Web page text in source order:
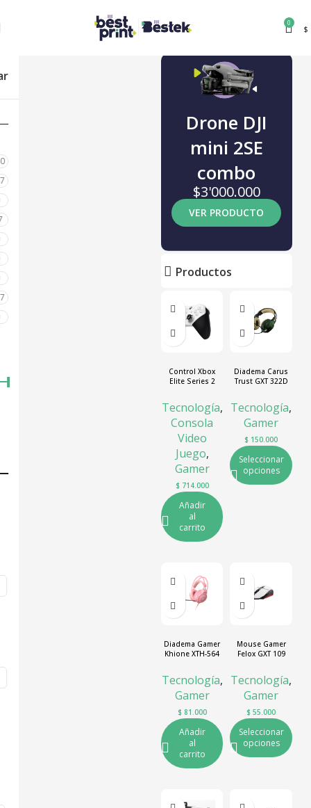
0
$
Drone DJI
mini 2SE
combo
$3'000.000
VER PRODUCTO
Productos
Control Xbox
Elite Series 2
Tecnología,
Consola
Video
Juego,
Gamer
$714.000
Añadir
al
carrito
Diadema Carus
Trust GXT 322D
Tecnología,
Gamer
$ 150.000
Seleccionar
opciones
Diadema Gamer
Khione XTH-564
Tecnología,
Gamer
$81.000
Añadir
al
carrito
Mouse Gamer
Felox GXT 109
Tecnología,
Gamer
$ 55.000
Seleccionar
opciones